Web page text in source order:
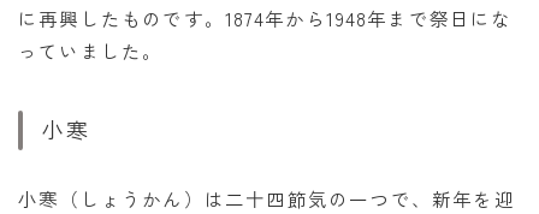
に再興したものです。1874年から1948年まで祭日にな
っていました。
小寒
小寒（しょうかん）は二十四節気の一つで、新年を迎